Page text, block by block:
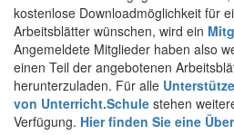
kostenlose Downloadmöglichkeit für
Arbeitsblätter wünschen, wird ein
Angemeldete Mitglieder haben also
einen Teil der angebotenen
herunterzuladen. Für alle
von Unterricht.Schule stehen
Verfügung. Hier finden Sie eine